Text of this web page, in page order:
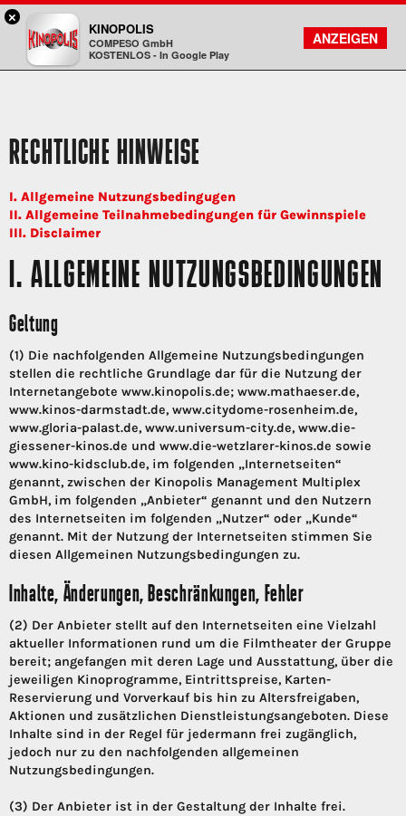
Kinopolis
FILMSUCHE
KONTO
RECHTLICHE HINWEISE
I. Allgemeine Nutzungsbedingugen
II. Allgemeine Teilnahmebedingungen für Gewinnspiele
III. Disclaimer
I. ALLGEMEINE NUTZUNGSBEDINGUNGEN
Geltung
(1) Die nachfolgenden Allgemeine Nutzungsbedingungen
stellen die rechtliche Grundlage dar für die Nutzung der
Internetangebote www.kinopolis.de; www.mathaeser.de,
www.kinos-darmstadt.de, www.citydome-rosenheim.de,
www.gloria-palast.de, www.universum-city.de, www.die-
giessener-kinos.de und www.die-wetzlarer-kinos.de sowie
www.kino-kidsclub.de, im folgenden „Internetseiten“
genannt, zwischen der Kinopolis Management Multiplex
GmbH, im folgenden „Anbieter“ genannt und den Nutzern
des Internetseiten im folgenden „Nutzer“ oder „Kunde“
genannt. Mit der Nutzung der Internetseiten stimmen Sie
diesen Allgemeinen Nutzungsbedingungen zu.
Inhalte, Änderungen, Beschränkungen, Fehler
(2) Der Anbieter stellt auf den Internetseiten eine Vielzahl
aktueller Informationen rund um die Filmtheater der Gruppe
bereit; angefangen mit deren Lage und Ausstattung, über die
jeweiligen Kinoprogramme, Eintrittspreise, Karten-
Reservierung und Vorverkauf bis hin zu Altersfreigaben,
Aktionen und zusätzlichen Dienstleistungsangeboten. Diese
Inhalte sind in der Regel für jedermann frei zugänglich,
jedoch nur zu den nachfolgenden allgemeinen
Nutzungsbedingungen.
(3) Der Anbieter ist in der Gestaltung der Inhalte frei.
×
KINOPOLIS
COMPESO GmbH
KOSTENLOS - In Google Play
ANZEIGEN